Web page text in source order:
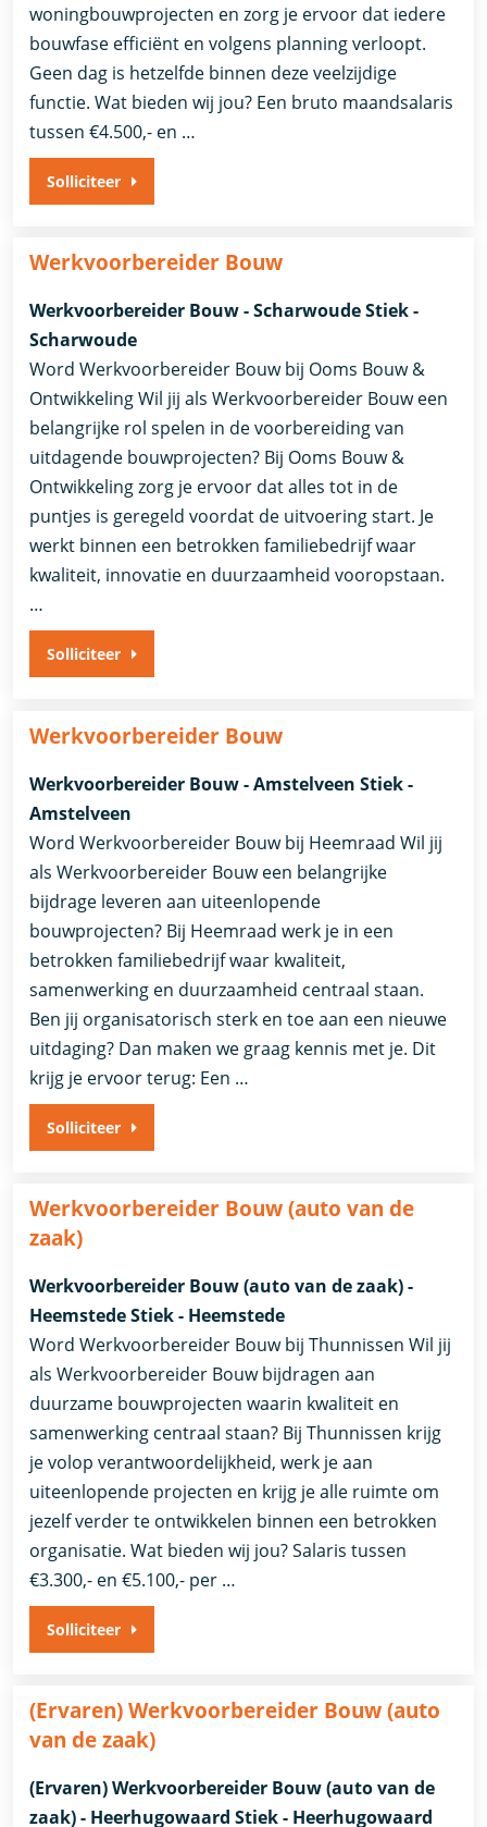
woningbouwprojecten en zorg je ervoor dat iedere
bouwfase efficiënt en volgens planning verloopt.
Geen dag is hetzelfde binnen deze veelzijdige
functie. Wat bieden wij jou? Een bruto maandsalaris
tussen €4.500,- en …
Solliciteer
Werkvoorbereider Bouw
Werkvoorbereider Bouw - Scharwoude Stiek -
Scharwoude
Word Werkvoorbereider Bouw bij Ooms Bouw &
Ontwikkeling Wil jij als Werkvoorbereider Bouw een
belangrijke rol spelen in de voorbereiding van
uitdagende bouwprojecten? Bij Ooms Bouw &
Ontwikkeling zorg je ervoor dat alles tot in de
puntjes is geregeld voordat de uitvoering start. Je
werkt binnen een betrokken familiebedrijf waar
kwaliteit, innovatie en duurzaamheid vooropstaan.
…
Solliciteer
Werkvoorbereider Bouw
Werkvoorbereider Bouw - Amstelveen Stiek -
Amstelveen
Word Werkvoorbereider Bouw bij Heemraad Wil jij
als Werkvoorbereider Bouw een belangrijke
bijdrage leveren aan uiteenlopende
bouwprojecten? Bij Heemraad werk je in een
betrokken familiebedrijf waar kwaliteit,
samenwerking en duurzaamheid centraal staan.
Ben jij organisatorisch sterk en toe aan een nieuwe
uitdaging? Dan maken we graag kennis met je. Dit
krijg je ervoor terug: Een …
Solliciteer
Werkvoorbereider Bouw (auto van de
zaak)
Werkvoorbereider Bouw (auto van de zaak) -
Heemstede Stiek - Heemstede
Word Werkvoorbereider Bouw bij Thunnissen Wil jij
als Werkvoorbereider Bouw bijdragen aan
duurzame bouwprojecten waarin kwaliteit en
samenwerking centraal staan? Bij Thunnissen krijg
je volop verantwoordelijkheid, werk je aan
uiteenlopende projecten en krijg je alle ruimte om
jezelf verder te ontwikkelen binnen een betrokken
organisatie. Wat bieden wij jou? Salaris tussen
€3.300,- en €5.100,- per …
Solliciteer
(Ervaren) Werkvoorbereider Bouw (auto
van de zaak)
(Ervaren) Werkvoorbereider Bouw (auto van de
zaak) - Heerhugowaard Stiek - Heerhugowaard